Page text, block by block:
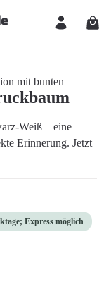
Weiß – eine
Erinnerung. Jetzt
Express möglich